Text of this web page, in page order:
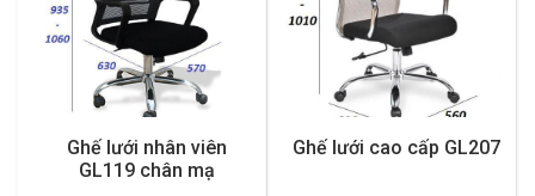
Ghế lưới nhân viên
GL119 chân mạ
Ghế lưới cao cấp GL207